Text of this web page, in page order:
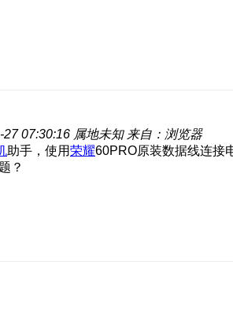
27 07:30:16 属地未知 来自：浏览器
助手，使用荣耀60PRO原装数据线连接
？